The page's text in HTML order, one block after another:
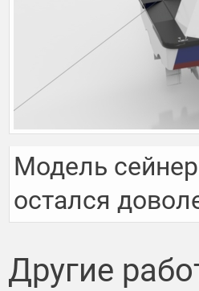
Модель
остался
Другие